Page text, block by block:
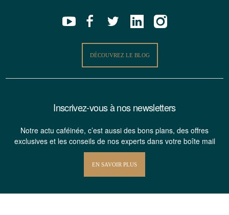
DÉCOUVREZ LE BLOG
Inscrivez-vous à nos newsletters
Notre actu caféinée, c’est aussi des bons plans, des offres
exclusives et les conseils de nos experts dans votre boîte mail
EN SAVOIR PLUS